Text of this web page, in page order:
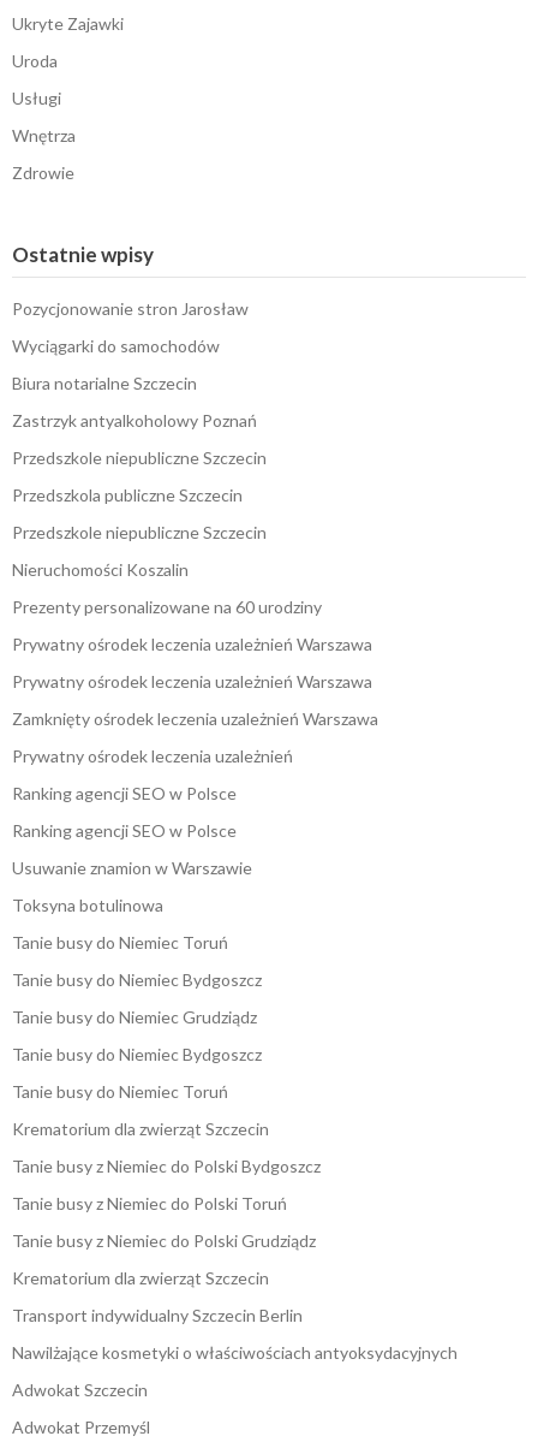
Ukryte Zajawki
Uroda
Usługi
Wnętrza
Zdrowie
Ostatnie wpisy
Pozycjonowanie stron Jarosław
Wyciągarki do samochodów
Biura notarialne Szczecin
Zastrzyk antyalkoholowy Poznań
Przedszkole niepubliczne Szczecin
Przedszkola publiczne Szczecin
Przedszkole niepubliczne Szczecin
Nieruchomości Koszalin
Prezenty personalizowane na 60 urodziny
Prywatny ośrodek leczenia uzależnień Warszawa
Prywatny ośrodek leczenia uzależnień Warszawa
Zamknięty ośrodek leczenia uzależnień Warszawa
Prywatny ośrodek leczenia uzależnień
Ranking agencji SEO w Polsce
Ranking agencji SEO w Polsce
Usuwanie znamion w Warszawie
Toksyna botulinowa
Tanie busy do Niemiec Toruń
Tanie busy do Niemiec Bydgoszcz
Tanie busy do Niemiec Grudziądz
Tanie busy do Niemiec Bydgoszcz
Tanie busy do Niemiec Toruń
Krematorium dla zwierząt Szczecin
Tanie busy z Niemiec do Polski Bydgoszcz
Tanie busy z Niemiec do Polski Toruń
Tanie busy z Niemiec do Polski Grudziądz
Krematorium dla zwierząt Szczecin
Transport indywidualny Szczecin Berlin
Nawilżające kosmetyki o właściwościach antyoksydacyjnych
Adwokat Szczecin
Adwokat Przemyśl